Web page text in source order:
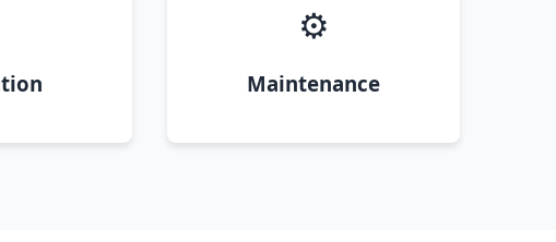
⚙️
Maintenance